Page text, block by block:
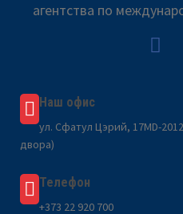
агентства по
Наш офис
ул. Сфатул Цэрий, 17MD-
двора)
Телефон
+373 22 920 700